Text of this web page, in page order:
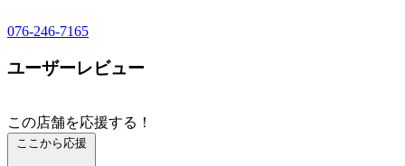
076-246-7165
ユーザーレビュー
この店舗を応援する！
ここから応援